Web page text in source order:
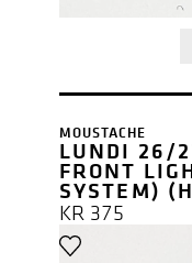
MOUSTACHE
LUNDI 26/
FRONT
SYSTEM)
KR375